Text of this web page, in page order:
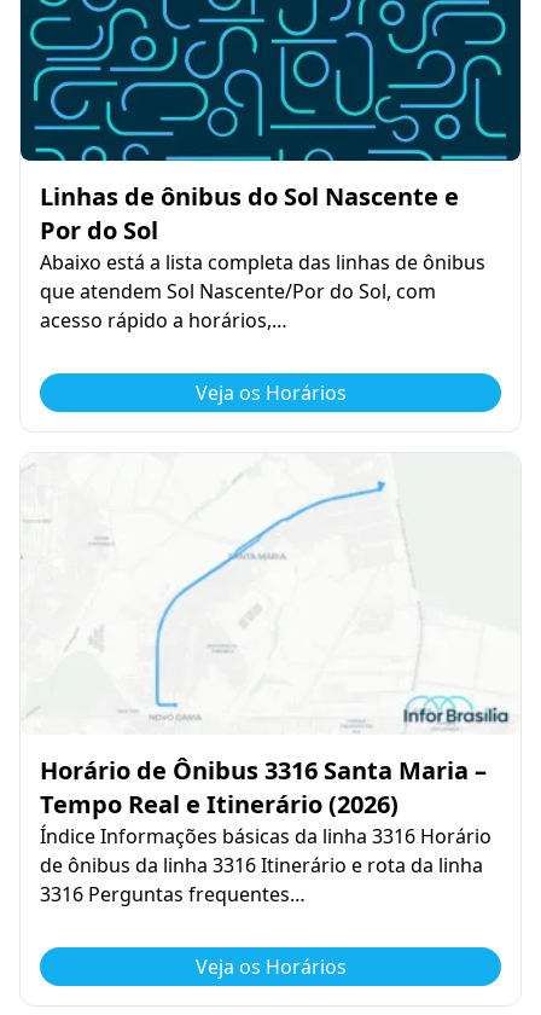
Linhas de ônibus do Sol Nascente e
Por do Sol
Abaixo está a lista completa das linhas de ônibus
que atendem Sol Nascente/Por do Sol, com
acesso rápido a horários,…
Veja os Horários
Horário de Ônibus 3316 Santa Maria –
Tempo Real e Itinerário (2026)
Índice Informações básicas da linha 3316 Horário
de ônibus da linha 3316 Itinerário e rota da linha
3316 Perguntas frequentes…
Veja os Horários